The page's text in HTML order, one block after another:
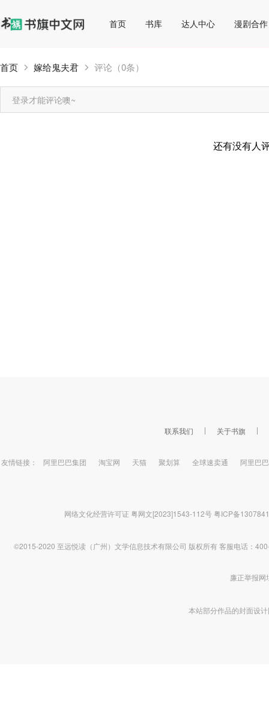
首页 书库 达人中心 漫剧合作
首页 嫁给鬼夫君 评论（0条）
登录才能评论噢~
还有没有人
联系我们 关于书旗
友情链接： 阿里巴巴集团 淘宝网 天猫 聚划算 全球速卖通 阿里巴
网络文化经营许可证 粤网文[2023]1543-112号粤ICP备
©2015-2020 至远悦读（广州）文学信息技术有限公司 版权所有 客服电话：
廉正举报
本站部分作品的封面设